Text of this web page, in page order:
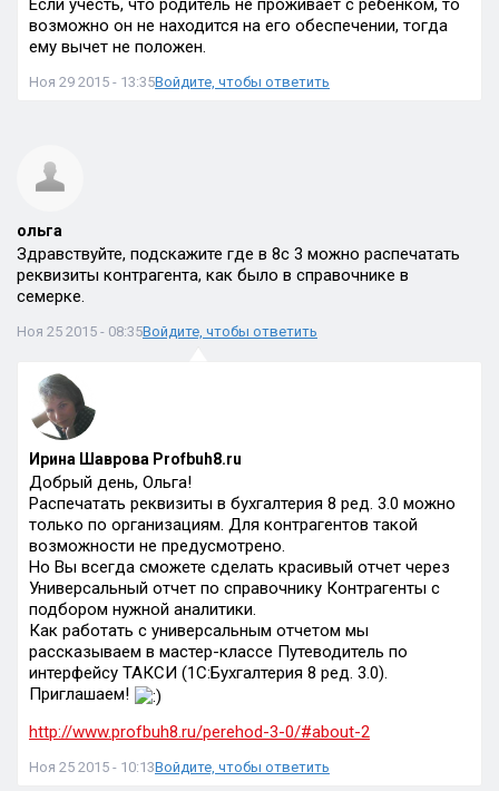
Если учесть, что родитель не проживает с ребенком, то
возможно он не находится на его обеспечении, тогда
ему вычет не положен.
Ноя 29 2015 - 13:35Войдите, чтобы ответить
ольга
Здравствуйте, подскажите где в 8с 3 можно распечатать
реквизиты контрагента, как было в справочнике в
семерке.
Ноя 25 2015 - 08:35Войдите, чтобы ответить
Ирина Шаврова Profbuh8.ru
Добрый день, Ольга!
Распечатать реквизиты в бухгалтерия 8 ред. 3.0 можно
только по организациям. Для контрагентов такой
возможности не предусмотрено.
Но Вы всегда сможете сделать красивый отчет через
Универсальный отчет по справочнику Контрагенты с
подбором нужной аналитики.
Как работать с универсальным отчетом мы
рассказываем в мастер-классе Путеводитель по
интерфейсу ТАКСИ (1С:Бухгалтерия 8 ред. 3.0).
Приглашаем!
http://www.profbuh8.ru/perehod-3-0/#about-2
Ноя 25 2015 - 10:13Войдите, чтобы ответить